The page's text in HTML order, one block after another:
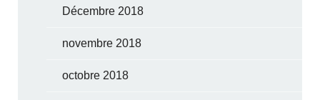
Décembre 2018
novembre 2018
octobre 2018